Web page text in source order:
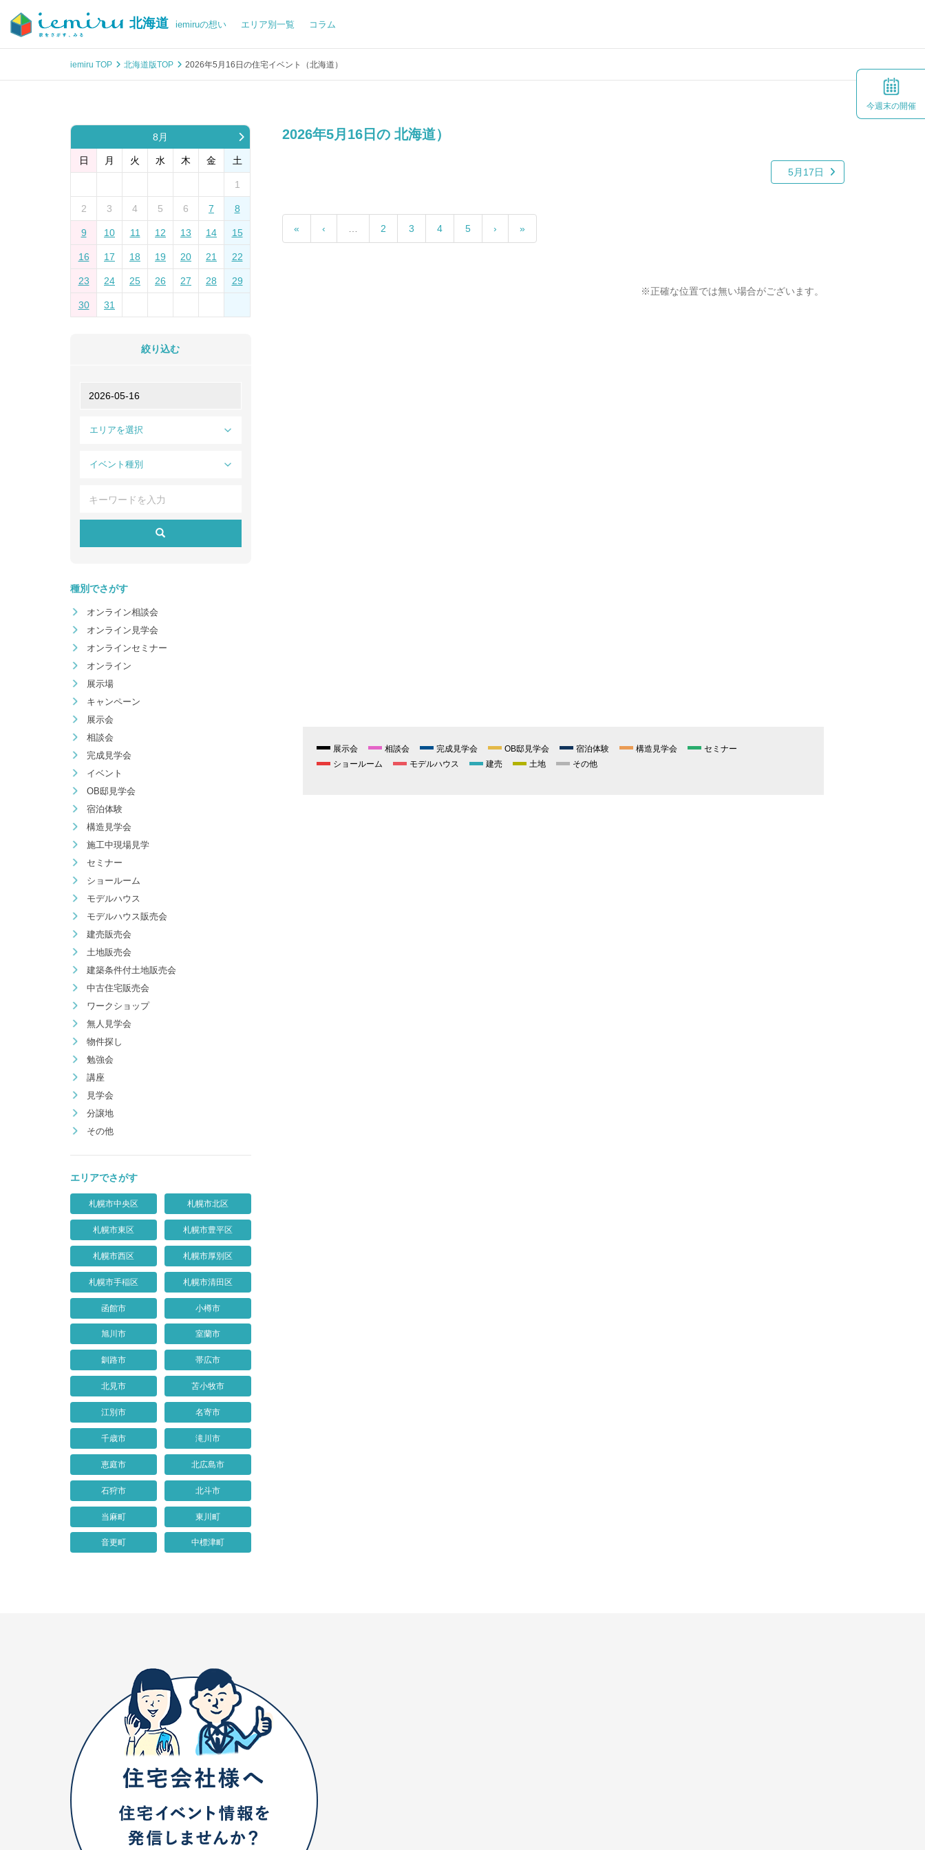
北海道 iemiruの想い エリア別一覧 コラム
iemiru TOP 北海道版TOP 2026年5月16日の住宅イベント（北海道）
2026年5月16日の 北海道）
5月17日
« ‹ 2 3 4 5 › »
※正確な位置では無い場合がございます。
展示会 相談会 完成見学会 OB邸見学会 宿泊体験 構造見学会
セミナー
ショールーム
モデルハウス 建売 土地 その他
今週末の開催
8月
日 月 火 水 木 金 土
1
2 3 4 5 6 7 8
9 10 11 12 13 14 15
16 17 18 19 20 21 22
23 24 25 26 27 28 29
30 31
絞り込む
エリアを選択
イベント種別
種別でさがす
オンライン相談会
オンライン見学会
オンラインセミナー
オンライン
展示場
キャンペーン
展示会
相談会
完成見学会
イベント
OB邸見学会
宿泊体験
構造見学会
施工中現場見学
セミナー
ショールーム
モデルハウス
モデルハウス販売会
建売販売会
土地販売会
建築条件付土地販売会
中古住宅販売会
ワークショップ
無人見学会
物件探し
勉強会
講座
見学会
分譲地
その他
エリアでさがす
札幌市中央区 札幌市北区
札幌市東区 札幌市豊平区
札幌市西区 札幌市厚別区
札幌市手稲区 札幌市清田区
函館市 小樽市
旭川市 室蘭市
釧路市 帯広市
北見市 苫小牧市
江別市 名寄市
千歳市 滝川市
恵庭市 北広島市
石狩市 北斗市
当麻町 東川町
音更町 中標津町